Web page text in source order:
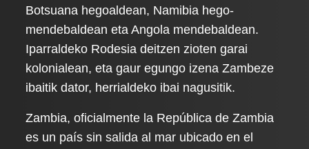
Botsuana hegoaldean, Namibia hego-
mendebaldean eta Angola mendebaldean.
Iparraldeko Rodesia deitzen zioten garai
kolonialean, eta gaur egungo izena Zambeze
ibaitik dator, herrialdeko ibai nagusitik.
Zambia, oficialmente la República de Zambia
es un país sin salida al mar ubicado en el